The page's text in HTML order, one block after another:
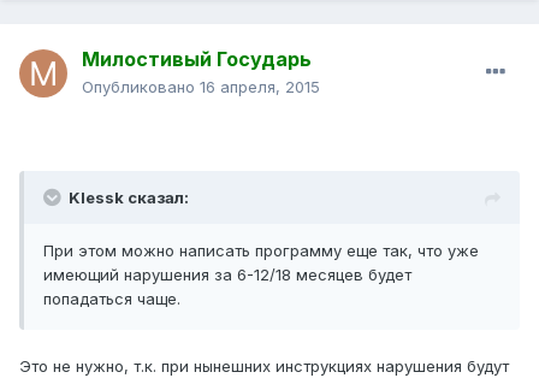
Милостивый Государь
Опубликовано 16 апреля, 2015
Klessk сказал:
При этом можно написать программу еще так, что уже
имеющий нарушения за 6-12/18 месяцев будет
попадаться чаще.
Это не нужно, т.к. при нынешних инструкциях нарушения будут